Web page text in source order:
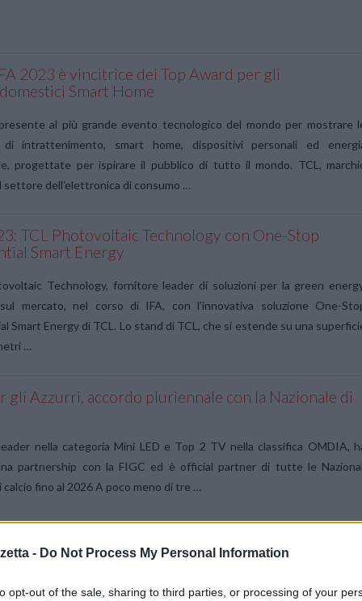
- Do Not Process My Personal Information
opt-out of the sale, sharing to third parties, or processing of your
2023 è vincitrice dei Top Award per gli
Smart Home
al più grande evento tecnologico del mondo per mostrare
di intrattenimento, smart home, dispositivi personali ed
progettate per ispirare il pubblico di tutto il mondo. TCL,
settore dell’elettronica di consumo …
TCL Photovoltaic Technology con One-Stop
Smart Energy
Technology, fornitore leader di soluzioni per la green
mercato, nel corso di IFA, con l’innovativa soluzione One-
Smart Energy di TCL. Lo stand di TCL, che si estende su una
…
gli Azzurri, accordo pluriennale con la Nazionale di
nella categoria Mini LED e Top 2 TV nella classifica OMDIA,
partnership con la FIGC ed è official partner di tutte le
calcio fino al 2026 A poco meno di tre …
TCL annuncia la Serie 40 e nuovi tablet
pioniera nella tecnologia dei display e nelle esperienze smart e